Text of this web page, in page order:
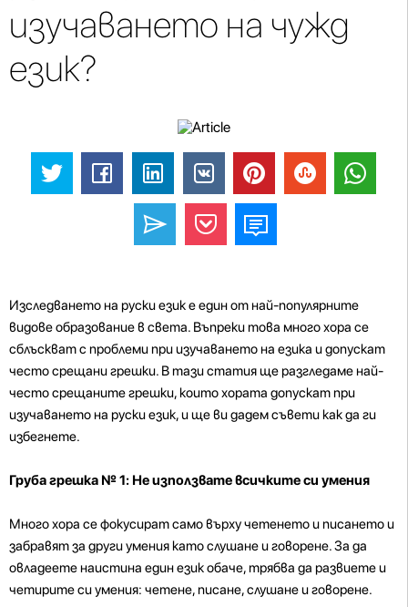
изучаването на чужд
език?
Изследването на руски език е един от най-популярните
видове образование в света. Въпреки това много хора се
сблъскват с проблеми при изучаването на езика и допускат
често срещани грешки. В тази статия ще разгледаме най-
често срещаните грешки, които хората допускат при
изучаването на руски език, и ще ви дадем съвети как да ги
избегнете.
Груба грешка № 1: Не използвате всичките си умения
Много хора се фокусират само върху четенето и писането и
забравят за други умения като слушане и говорене. За да
овладеете наистина един език обаче, трябва да развиете и
четирите си умения: четене, писане, слушане и говорене.